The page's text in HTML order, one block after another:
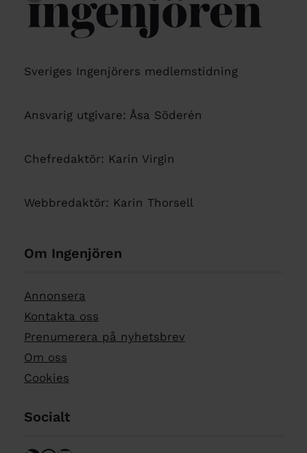
Sveriges Ingenjörers medlemstidning
Ansvarig utgivare: Åsa Söderén
Chefredaktör: Karin Virgin
Webbredaktör: Karin Thorsell
Om Ingenjören
Annonsera
Kontakta oss
Prenumerera på nyhetsbrev
Om oss
Cookies
Socialt